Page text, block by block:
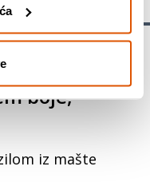
boje,
iz mašte